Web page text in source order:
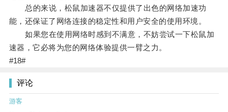
总的来说，松鼠加速器不仅提供了出色的网络加速功
能，还保证了网络连接的稳定性和用户安全的使用环境。
如果您在使用网络时感到不满意，不妨尝试一下松鼠加
速器，它必将为您的网络体验提供一臂之力。
#18#
评论
游客